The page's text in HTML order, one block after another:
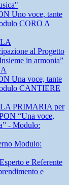
Uno voce, tante
CORO A
al Progetto
in armonia”
Una voce, tante
CANTIERE
PRIMARIA per
“Una voce,
- Modulo:
Modulo:
e Referente
e